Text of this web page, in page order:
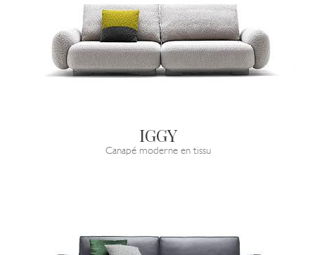
IGGY
Canapé moderne en tissu